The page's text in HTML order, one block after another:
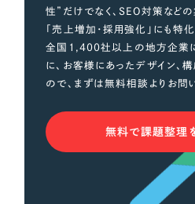
ピンク・桃色
カラフル・多色
その他
さらに条件を追加する
性”だけでなく、SEO対策など
「売上増加・採用強化」にも特化
全国1,400社以上の地方企業
に、お客様にあったデザイン、
ので、まずは無料相談よりお問
無料で課題整理